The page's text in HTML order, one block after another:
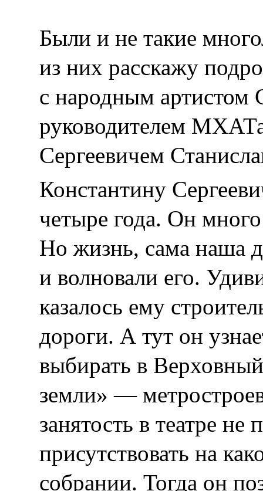
Были и не такие
из них расскажу
с народным
руководителем
Сергеевичем
Константину
четыре года. Он много
Но жизнь, сама наша
и волновали его.
казалось ему
дороги. А тут он
выбирать в
земли» —
занятость в театре не
присутствовать на
собрании. Тогда он